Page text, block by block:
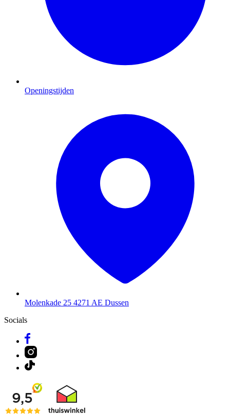
Openingstijden
Molenkade 25 4271 AE Dussen
Socials